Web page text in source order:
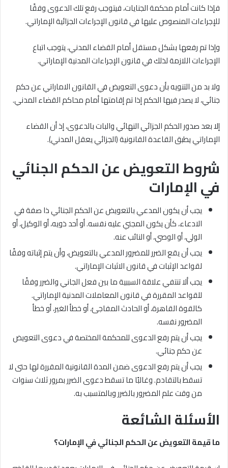
فإذا كانت أمام محكمة الجنايات، فيتوجب رفع تلك الدعوى وفقًا
للإجراءات المنصوص عليها في قانون الإجراءات الجزائية الإماراتي.
وإذا تم رفعها بشكل مستقل أمام القضاء المدني، يتوجب اتباع
الإجراءات اللازمة لذلك في قانون الإجراءات المدنية الإماراتي.
ولا بد من التنويه بأن دعوى التعويض في القانون الاماراتي عن حكم
جنائي، لا يصدر فيها الحكم إذا تم إقامتها أمام محاكم القضاء المدني.
إلا بعد صدور الحكم الجزائي النهائي والبات بالدعوى، إذ أن القضاء
الإماراتي يطبق القاعدة القانونية (الجزائي يعقل المدني).
شروط التعويض عن الحكم الجنائي
في الإمارات
يجب أن يكون المدعي بالتعويض عن الحكم الجنائي ذا صفة في
الادعاء، كأن يكون المجني عليه نفسه. أو أحد ذويه، أو الوكيل، أو
الولي، أو الوصي، أو النائب عنه.
يجب أن يقع الضرر للمضرور المدعي بالتعويض، وأن يتم إثباته وفقًا
لقواعد الإثبات في قانون الاثبات الإماراتي.
يجب ألا تنتفي علاقة السببية ما بين فعل الجاني والضرر وفقًا
للقواعد المقررة في قانون المعاملات المدنية الإماراتي.
كالقوة القاهرة، أو الحادث المفاجئ، أو خطأ الغير، أو خطأ
المضرور نفسه.
يجب أن يتم رفع الدعوى للمحكمة المختصة في دعوى التعويض
عن حكم جنائي.
يجب أن يتم رفع الدعوى ضمن المدة القانونية المقررة لها حتى لا
تسقط بالتقادم. وغالبًا ما تسقط دعوى الضرر بمرور ثلاث سنوات
من وقت علم المضرور بالضرر وبالمتسبب به.
الأسئلة الشائعة
ما قيمة التعويض عن الحكم الجنائي في الإمارات؟